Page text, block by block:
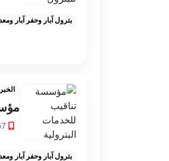
بترول آبار وحفر آبار
الخبر
بترول آبار وحفر آبار